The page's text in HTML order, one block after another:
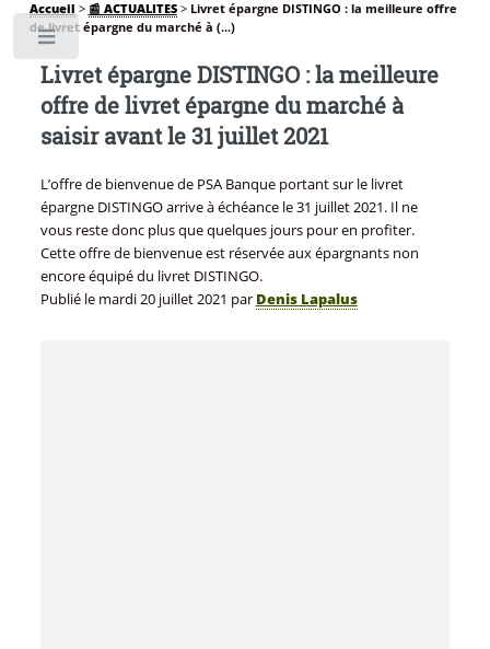
Accueil > 📰 ACTUALITES> Livret épargne DISTINGO : la meilleure offre
de livret épargne du marché à (...)
Livret épargne DISTINGO : la meilleure
offre de livret épargne du marché à
saisir avant le 31 juillet 2021
L’offre de bienvenue de PSA Banque portant sur le livret
épargne DISTINGO arrive à échéance le 31 juillet 2021. Il ne
vous reste donc plus que quelques jours pour en profiter.
Cette offre de bienvenue est réservée aux épargnants non
encore équipé du livret DISTINGO.
Publié le mardi 20 juillet 2021 par Denis Lapalus
Toggle